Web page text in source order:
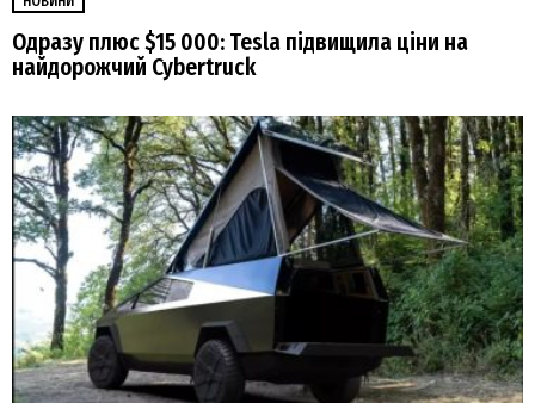
Одразу плюс $15 000: Tesla підвищила ціни на
найдорожчий Cybertruck